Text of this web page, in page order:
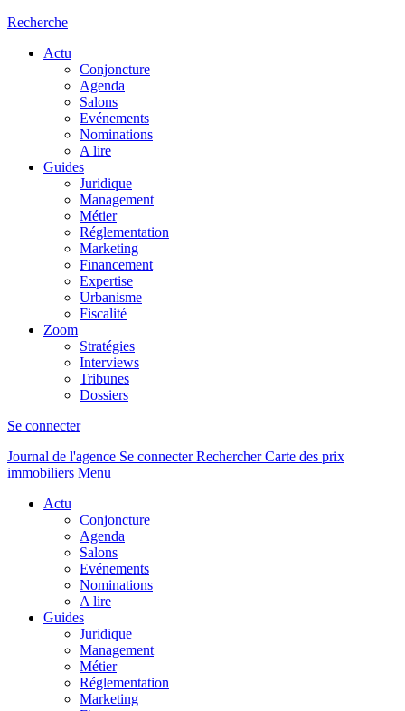
Recherche
Actu
Conjoncture
Agenda
Salons
Evénements
Nominations
A lire
Guides
Juridique
Management
Métier
Réglementation
Marketing
Financement
Expertise
Urbanisme
Fiscalité
Zoom
Stratégies
Interviews
Tribunes
Dossiers
Se connecter
Journal de l'agence Se connecterRechercher Carte des prix
immobiliers Menu
Actu
Conjoncture
Agenda
Salons
Evénements
Nominations
A lire
Guides
Juridique
Management
Métier
Réglementation
Marketing